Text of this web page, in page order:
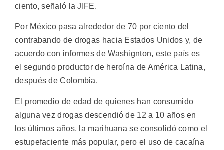
ciento, señaló la JIFE.
Por México pasa alrededor de 70 por ciento del
contrabando de drogas hacia Estados Unidos y, de
acuerdo con informes de Washignton, este país es
el segundo productor de heroína de América Latina,
después de Colombia.
El promedio de edad de quienes han consumido
alguna vez drogas descendió de 12 a 10 años en
los últimos años, la marihuana se consolidó como el
estupefaciente más popular, pero el uso de cacaína